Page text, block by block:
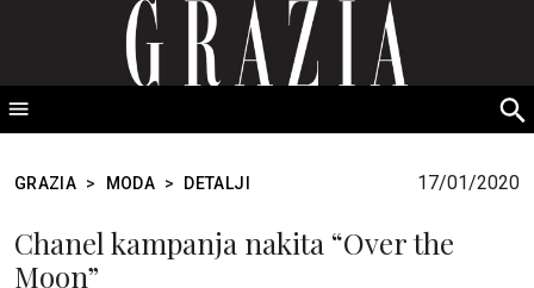
GRAZIA Srbija
GRAZIA > MODA > DETALJI 17/01/2020
Chanel kampanja nakita “Over the
Moon”